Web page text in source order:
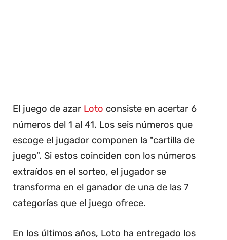
El juego de azar Loto consiste en acertar 6
números del 1 al 41. Los seis números que
escoge el jugador componen la "cartilla de
juego". Si estos coinciden con los números
extraídos en el sorteo, el jugador se
transforma en el ganador de una de las 7
categorías que el juego ofrece.
En los últimos años, Loto ha entregado los